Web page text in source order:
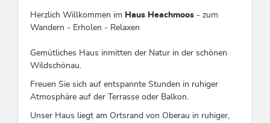
Herzlich Willkommen im Haus Heachmoos - zum
Wandern - Erholen - Relaxen
Gemütliches Haus inmitten der Natur in der schönen
Wildschönau.
Freuen Sie sich auf entspannte Stunden in ruhiger
Atmosphäre auf der Terrasse oder Balkon.
Unser Haus liegt am Ortsrand von Oberau in ruhiger,